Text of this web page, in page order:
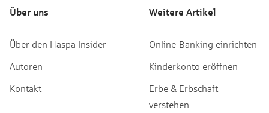
Über uns
Über den Haspa Insider
Autoren
Kontakt
Weitere Artikel
Online-Banking einrichten
Kinderkonto eröffnen
Erbe & Erbschaft
verstehen